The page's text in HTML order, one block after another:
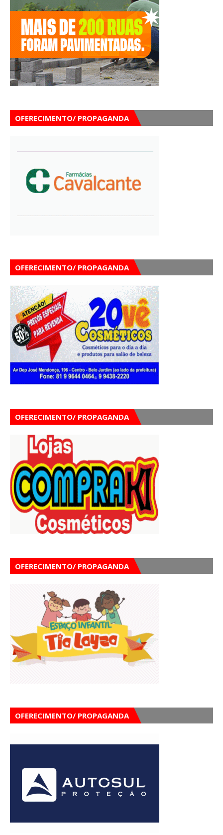
OFERECIMENTO/ PROPAGANDA
OFERECIMENTO/ PROPAGANDA
OFERECIMENTO/ PROPAGANDA
OFERECIMENTO/ PROPAGANDA
OFERECIMENTO/ PROPAGANDA